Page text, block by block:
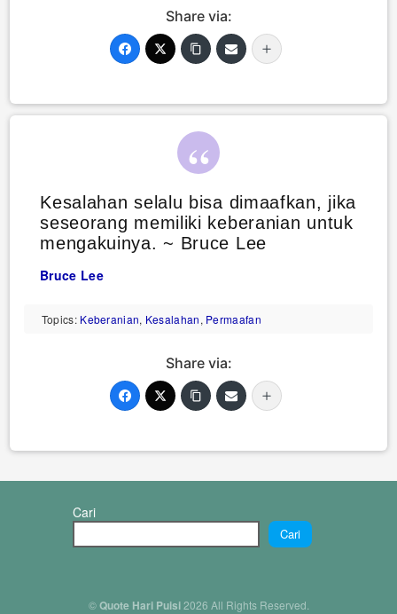
Share via:
Kesalahan selalu bisa dimaafkan, jika
seseorang memiliki keberanian untuk
mengakuinya. ~ Bruce Lee
Bruce Lee
Topics: Keberanian, Kesalahan, Permaafan
Share via:
Cari
Cari
©Quote Hari Puisi2026 All Rights Reserved.